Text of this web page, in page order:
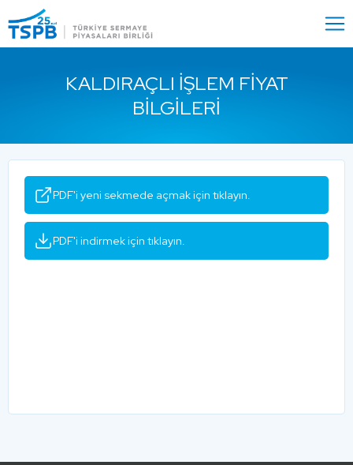
Close
KALDIRAÇLI İŞLEM FIYAT
BILGILERI
PDF'i yeni sekmede açmak için tıklayın.
PDF'i indirmek için tıklayın.